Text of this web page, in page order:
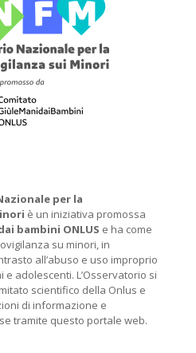
per la
è un iniziativa promossa
bambini ONLUS e ha come
su minori, in
all’abuso e uso improprio
adolescenti. L’Osservatorio si
scientifico della Onlus e
di informazione e
tramite questo portale web.